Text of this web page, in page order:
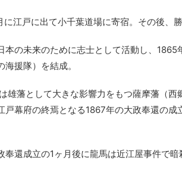
に江戸に出て小千葉道場に寄宿。その後、
本の未来のために志士として活動し、
海援隊）を結成。
雄藩として大きな影響力をもつ薩摩藩（
戸幕府の終焉となる1867年の大政奉還の
奉還成立の1ヶ月後に龍馬は近江屋事件で暗